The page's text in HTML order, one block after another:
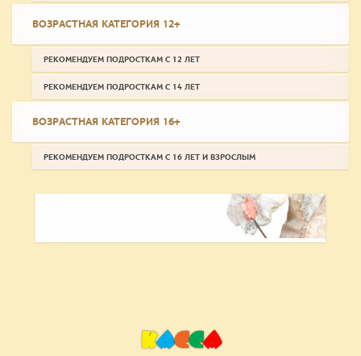
ВОЗРАСТНАЯ КАТЕГОРИЯ 12+
РЕКОМЕНДУЕМ ПОДРОСТКАМ С 12 ЛЕТ
РЕКОМЕНДУЕМ ПОДРОСТКАМ С 14 ЛЕТ
ВОЗРАСТНАЯ КАТЕГОРИЯ 16+
РЕКОМЕНДУЕМ ПОДРОСТКАМ С 16 ЛЕТ И ВЗРОСЛЫМ
КАССА